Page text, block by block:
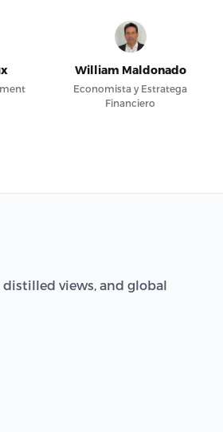
William Maldonado
Economista y Estratega
Financiero
distilled views, and global